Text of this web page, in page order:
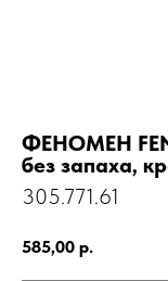
ФЕНОМЕН
без запаха,
305.771.61
585,00 р.